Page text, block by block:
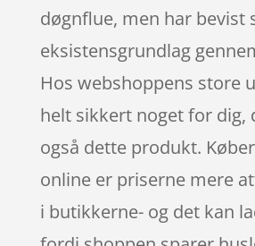
døgnflue, men har bevist
eksistensgrundlag
Hos webshoppens store
helt sikkert noget for dig,
også dette produkt.
online er priserne mere
i butikkerne- og det kan